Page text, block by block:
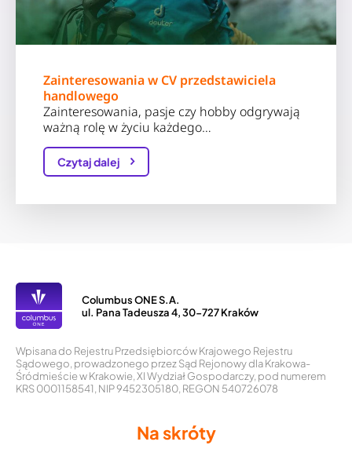
Zainteresowania w CV przedstawiciela
handlowego
Zainteresowania, pasje czy hobby odgrywają
ważną rolę w życiu każdego…
Czytaj dalej
Columbus ONE S.A.
ul. Pana Tadeusza 4, 30-727 Kraków
Wpisana do Rejestru Przedsiębiorców Krajowego Rejestru
Sądowego, prowadzonego przez Sąd Rejonowy dla Krakowa-
Śródmieście w Krakowie, XI Wydział Gospodarczy, pod numerem
KRS 0001158541, NIP 9452305180, REGON 540726078
Na skróty